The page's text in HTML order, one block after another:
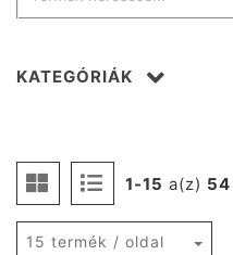
1-15 a(z) 54
15 termék / oldal
KATEGÓRIÁK